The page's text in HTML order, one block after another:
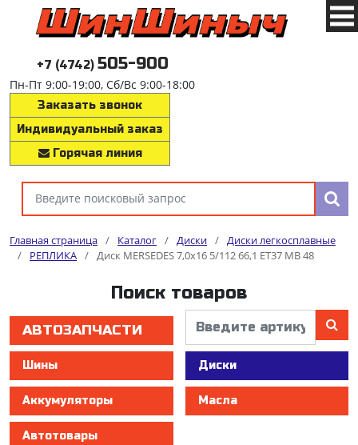
+7 (4742) 505-900
Пн-Пт 9:00-19:00, Сб/Вс 9:00-18:00
Заказать звонок
Индивидуальный заказ
Горячая линия
Главная страница / Каталог / Диски / Диски легкосплавные
/
РЕПЛИКА / Диск MERSEDES 7,0x16 5/112 66,1 ET37 MB 48
Поиск товаров
АВТОЗАПЧАСТИ
Шины Диски
Аккумуляторы Масла
Автотовары